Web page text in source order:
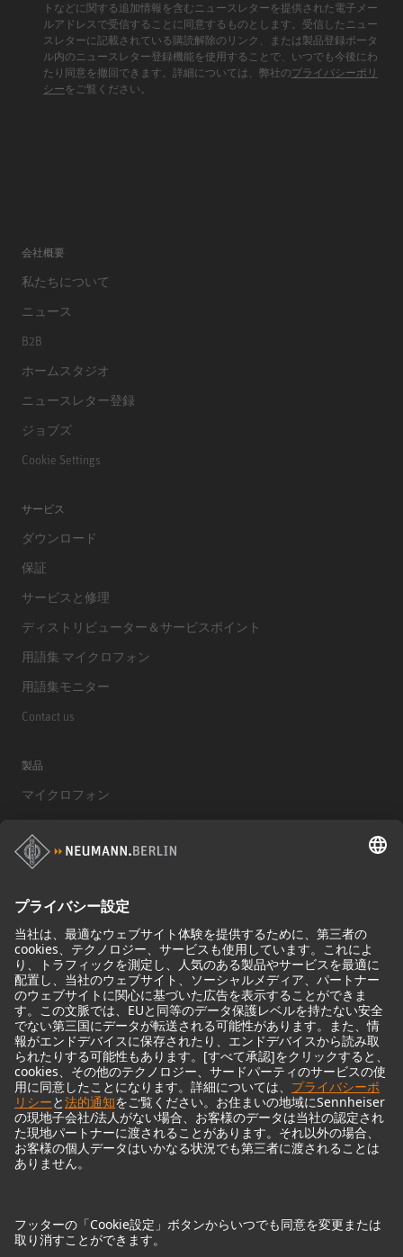
トなどに関する追加情報を含むニュースレターを提供された電子メー
ルアドレスで受信することに同意するものとします。受信したニュー
スレターに記載されている購読解除のリンク、または製品登録ポータ
ル内のニュースレター登録機能を使用することで、いつでも今後にわ
たり同意を撤回できます。詳細については、弊社のプライバシーポリ
シー をご覧ください。
会社概要
私たちについて
ニュース
B2B
ホームスタジオ
ニュースレター登録
ジョブズ
Cookie Settings
サービス
ダウンロード
保証
サービスと修理
ディストリビューター＆サービスポイント
用語集 マイクロフォン
用語集モニター
Contact us
製品
マイクロフォン
モニター
ヘッドフォン
歴史的なマイクロフォン
Audio Interface
Imprint